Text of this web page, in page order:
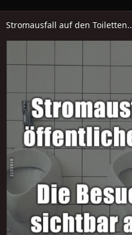
Stromausfall auf den Toiletten..